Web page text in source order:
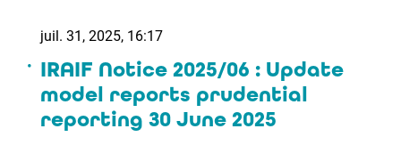
juil. 31, 2025, 16:17
IRAIF Notice 2025/06 : Update
model reports prudential
reporting 30 June 2025